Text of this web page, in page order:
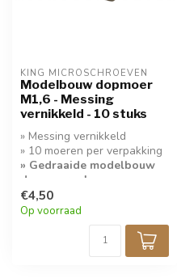
KING MICROSCHROEVEN
Modelbouw dopmoer
M1,6 - Messing
vernikkeld - 10 stuks
» Messing vernikkeld
» 10 moeren per verpakking
» Gedraaide modelbouw
dopmoeren!
€4,50
Op voorraad